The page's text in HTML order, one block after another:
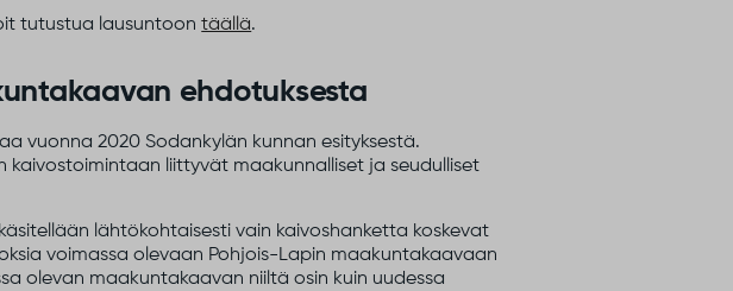
tutustua lausuntoontäällä.
ehdotuksesta
vuonna 2020 Sodankylän kunnan esityksestä.
liittyvät maakunnalliset ja seudulliset
lähtökohtaisesti vain kaivoshanketta koskevat
voimassa olevaan Pohjois-Lapin maakuntakaavaan
olevan maakuntakaavan niiltä osin kuin uudessa